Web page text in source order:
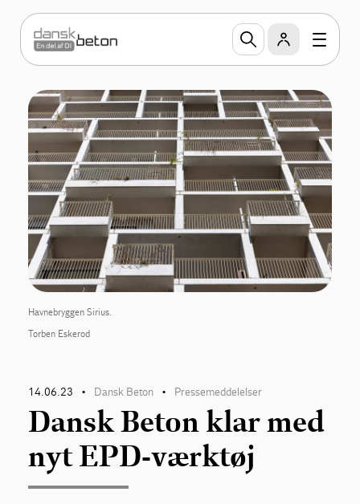
Havnebryggen Sirius.
Torben Eskerod
14.06.23 • Dansk Beton • Pressemeddelelser
Dansk Beton klar med
nyt EPD-værktøj